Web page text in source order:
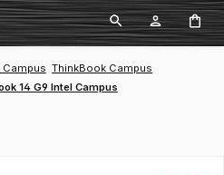
ThinkBook Campus
14 G9 Intel Campus